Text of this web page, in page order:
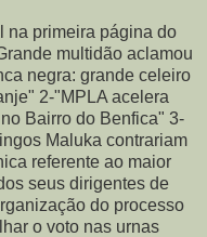
na primeira página do
multidão aclamou
negra: grande celeiro
2-"MPLA acelera
Bairro do Benfica" 3-
Maluka contrariam
referente ao maior
seus dirigentes de
do processo
o voto nas urnas